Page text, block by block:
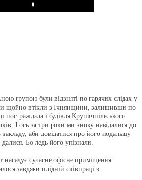
Play
групою були відзняті по гарячих слідах у
щойно втікли з Ічнянщини, залишивши по
постраждала і будівля Крупичпільського
І ось за три роки ми знову навідалися до
закладу, аби довідатися про його подальшу
Бо ледь його упізнали.
нагадує сучасне офісне приміщення.
завдяки плідній співпраці з